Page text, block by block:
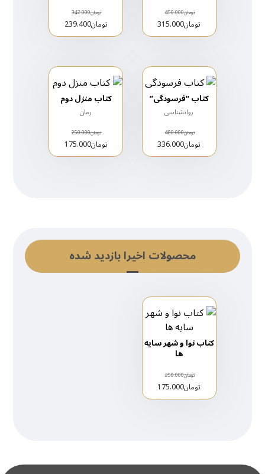
تومان450.000
تومان315.000
تومان342.000
تومان239.400
کتاب “فرسودگی”
روانشناسی
تومان480.000
تومان336.000
کتاب منزل دوم
رمان
تومان250.000
تومان175.000
محصولات اخیرا بازدید شده
کتاب نوا و شهر سایه
ها
تومان250.000
تومان175.000